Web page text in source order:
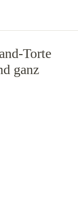
Torte
ganz